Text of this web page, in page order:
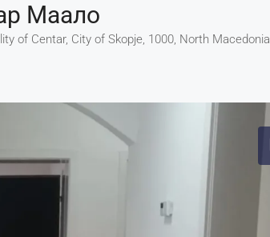
Маало
of Centar, City of Skopje, 1000, North Macedonia